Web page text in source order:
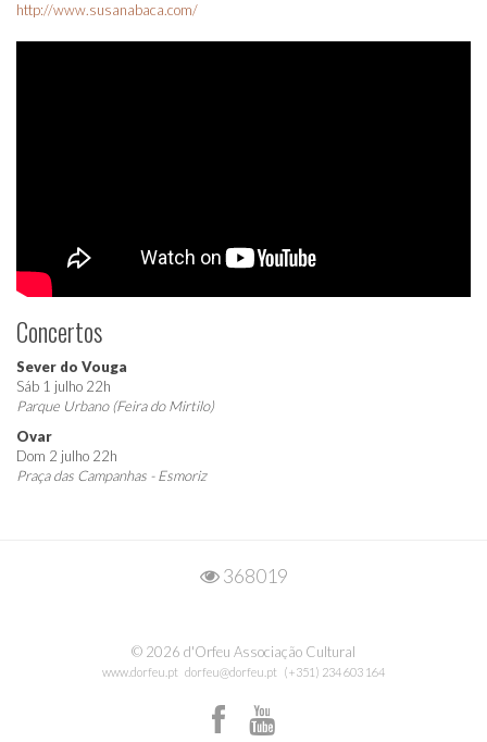
http://www.susanabaca.com/
Concertos
Sever do Vouga
Sáb 1 julho 22h
Parque Urbano (Feira do Mirtilo)
Ovar
Dom 2 julho 22h
Praça das Campanhas - Esmoriz
368019
© 2026 d'Orfeu Associação Cultural
www.dorfeu.pt dorfeu@dorfeu.pt (+351) 234 603 164